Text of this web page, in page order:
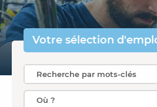
Formations
À propos de French TEX
Votre sélection